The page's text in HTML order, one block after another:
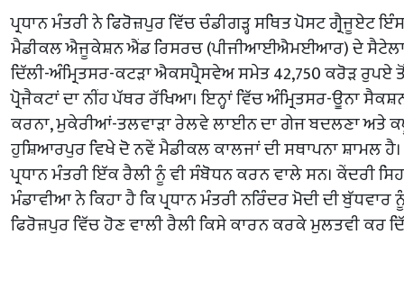
ਪ੍ਰਧਾਨ ਮੰਤਰੀ ਨੇ ਫਿਰੋਜ਼ਪੁਰ ਵਿੱਚ ਚੰਡੀਗੜ੍ਹ ਸਥਿਤ ਪੋਸਟ ਗ੍ਰੈਜੂਏਟ
ਮੈਡੀਕਲ ਐਜੂਕੇਸ਼ਨ ਐਂਡ ਰਿਸਰਚ (ਪੀਜੀਆਈਐਮਈਆਰ) ਦੇ
ਦਿੱਲੀ-ਅੰਮ੍ਰਿਤਸਰ-ਕਟੜਾ ਐਕਸਪ੍ਰੈਸਵੇਅ ਸਮੇਤ 42,750 ਕਰੋੜ ਰੁਪਏ
ਪ੍ਰੋਜੈਕਟਾਂ ਦਾ ਨੀਂਹ ਪੱਥਰ ਰੱਖਿਆ। ਇਨ੍ਹਾਂ ਵਿੱਚ ਅੰਮ੍ਰਿਤਸਰ-ਊਨਾ
ਕਰਨਾ, ਮੁਕੇਰੀਆਂ-ਤਲਵਾੜਾ ਰੇਲਵੇ ਲਾਈਨ ਦਾ ਗੇਜ ਬਦਲਣਾ ਅਤੇ
ਹੁਸ਼ਿਆਰਪੁਰ ਵਿਖੇ ਦੋ ਨਵੇਂ ਮੈਡੀਕਲ ਕਾਲਜਾਂ ਦੀ ਸਥਾਪਨਾ ਸ਼ਾਮਲ
ਪ੍ਰਧਾਨ ਮੰਤਰੀ ਇੱਕ ਰੈਲੀ ਨੂੰ ਵੀ ਸੰਬੋਧਨ ਕਰਨ ਵਾਲੇ ਸਨ। ਕੇਂਦਰੀ
ਮੰਡਾਵੀਆ ਨੇ ਕਿਹਾ ਹੈ ਕਿ ਪ੍ਰਧਾਨ ਮੰਤਰੀ ਨਰਿੰਦਰ ਮੋਦੀ ਦੀ ਬੁੱਧਵਾਰ
ਫਿਰੋਜ਼ਪੁਰ ਵਿੱਚ ਹੋਣ ਵਾਲੀ ਰੈਲੀ ਕਿਸੇ ਕਾਰਨ ਕਰਕੇ ਮੁਲਤਵੀ ਕਰ